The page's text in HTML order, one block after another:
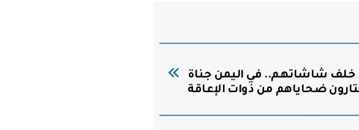
خلف شاشاتهم.. في اليمن جناة
ضحاياهم من ذوات الإعاقة